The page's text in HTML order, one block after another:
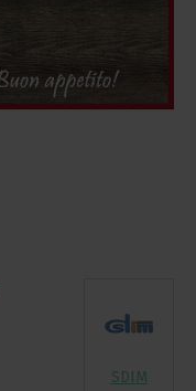
SDIM